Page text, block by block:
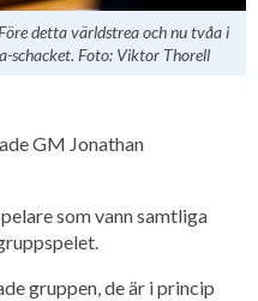
detta världstrea och nu tvåa i
schacket. Foto: Viktor Thorell
GM Jonathan
som vann samtliga
gruppen, de är i princip